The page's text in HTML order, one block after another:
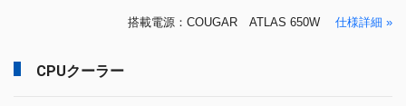
搭載電源：COUGAR ATLAS 650W 仕様詳細 »
CPUクーラー